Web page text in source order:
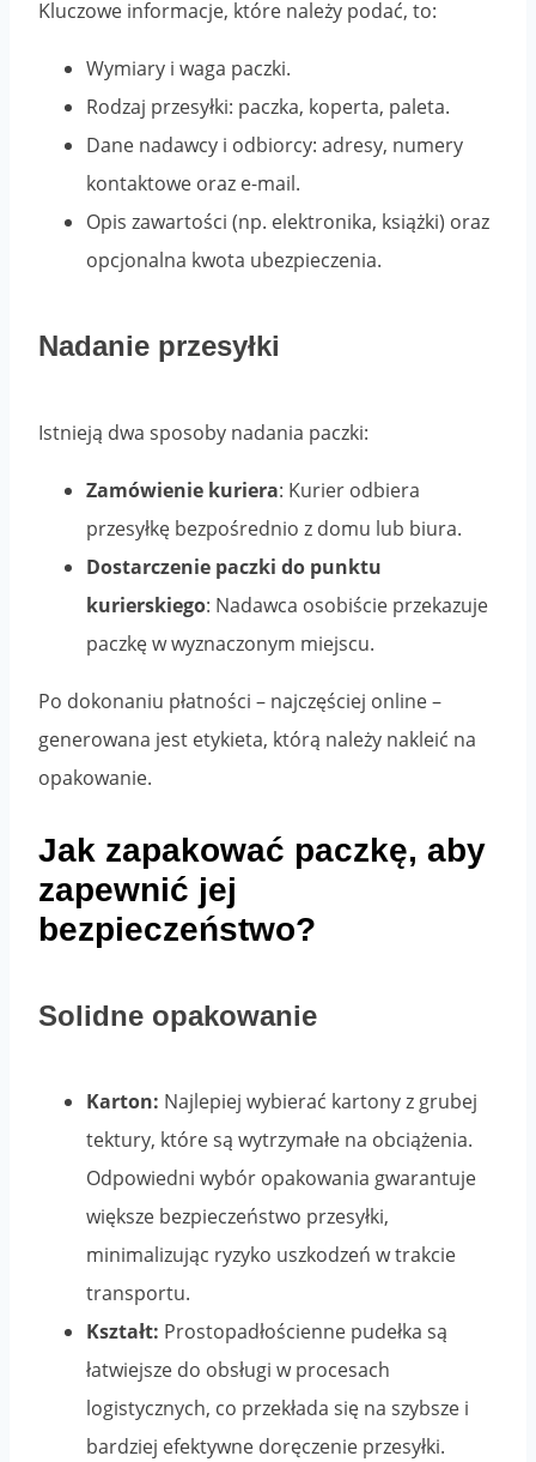
Kluczowe informacje, które należy podać, to:
Wymiary i waga paczki.
Rodzaj przesyłki: paczka, koperta, paleta.
Dane nadawcy i odbiorcy: adresy, numery
kontaktowe oraz e-mail.
Opis zawartości (np. elektronika, książki) oraz
opcjonalna kwota ubezpieczenia.
Nadanie przesyłki
Istnieją dwa sposoby nadania paczki:
Zamówienie kuriera: Kurier odbiera
przesyłkę bezpośrednio z domu lub biura.
Dostarczenie paczki do punktu
kurierskiego: Nadawca osobiście przekazuje
paczkę w wyznaczonym miejscu.
Po dokonaniu płatności – najczęściej online –
generowana jest etykieta, którą należy nakleić na
opakowanie.
Jak zapakować paczkę, aby
zapewnić jej
bezpieczeństwo?
Solidne opakowanie
Karton: Najlepiej wybierać kartony z grubej
tektury, które są wytrzymałe na obciążenia.
Odpowiedni wybór opakowania gwarantuje
większe bezpieczeństwo przesyłki,
minimalizując ryzyko uszkodzeń w trakcie
transportu.
Kształt: Prostopadłościenne pudełka są
łatwiejsze do obsługi w procesach
logistycznych, co przekłada się na szybsze i
bardziej efektywne doręczenie przesyłki.